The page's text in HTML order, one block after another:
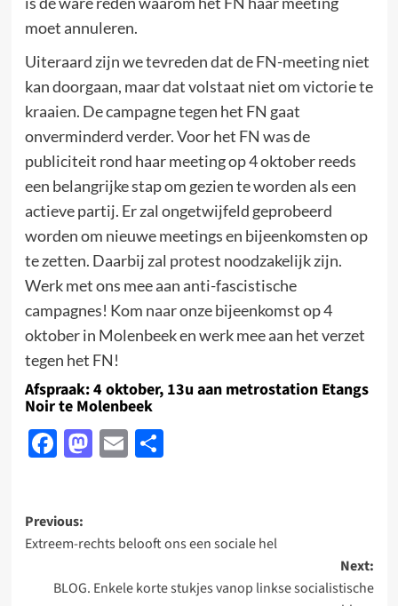
moet annuleren.
Uiteraard zijn we tevreden dat de FN-meeting niet
kan doorgaan, maar dat volstaat niet om victorie te
kraaien. De campagne tegen het FN gaat
onverminderd verder. Voor het FN was de
publiciteit rond haar meeting op 4 oktober reeds
een belangrijke stap om gezien te worden als een
actieve partij. Er zal ongetwijfeld geprobeerd
worden om nieuwe meetings en bijeenkomsten op
te zetten. Daarbij zal protest noodzakelijk zijn.
Werk met ons mee aan anti-fascistische
campagnes! Kom naar onze bijeenkomst op 4
oktober in Molenbeek en werk mee aan het verzet
tegen het FN!
Afspraak: 4 oktober, 13u aan metrostation Etangs
Noir te Molenbeek
Facebook
Mastodon
EmailDelen
Post
navigation
Previous:
Extreem-rechts belooft ons een sociale hel
Next:
BLOG. Enkele korte stukjes vanop linkse socialistische